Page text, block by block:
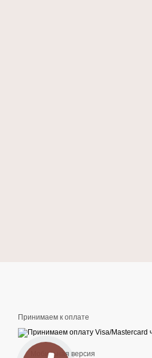
Принимаем к оплате
Мобильная версия